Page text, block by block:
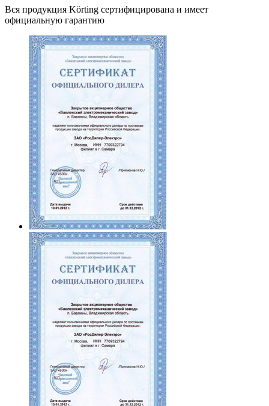
Вся продукция Körting сертифицирована и имеет
официальную гарантию